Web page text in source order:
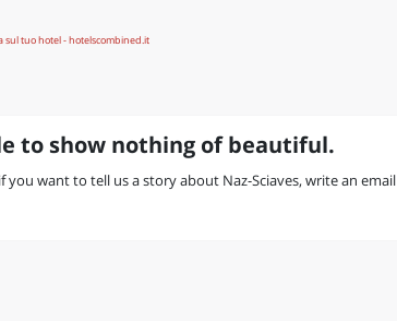
to show nothing of beautiful.
want to tell us a story about Naz-Sciaves, write an email